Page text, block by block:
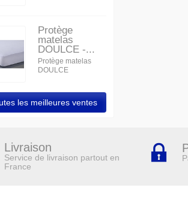
Protège
matelas
DOULCE -...
Protège matelas
DOULCE
les meilleures ventes
Livraison
Service de livraison partout en
France